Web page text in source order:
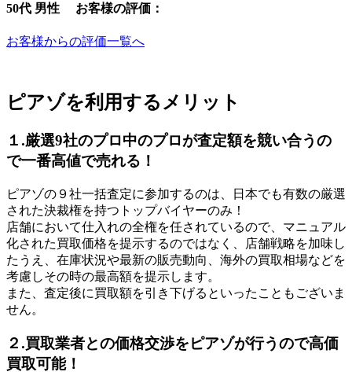
50代 男性 お客様の評価：
お客様からの評価一覧へ
ピアゾを利用するメリット
１.厳選9社のプロ中のプロが査定額を競い合うの
で一番高値で売れる！
ピアゾの９社一括査定に参加するのは、日本でも有数の厳選
された決裁権を持つトップバイヤーのみ！
店舗において仕入れの全権を任されているので、マニュアル
化された買取価格を提示するのではなく、店舗戦略を加味し
たうえ、在庫状況や最新の販売動向、海外の買取相場などを
考慮しその時の最高額を提示します。
また、査定後に買取額を引き下げるといったこともございま
せん。
２.買取業者との価格交渉をピアゾが行うので高価
買取可能！